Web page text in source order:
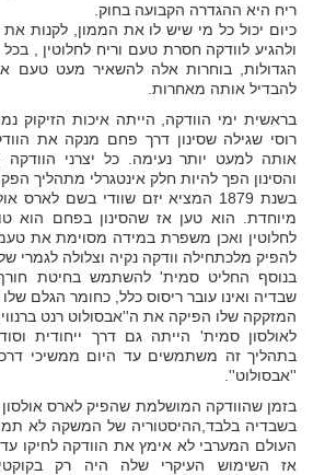
ריח היא ההגדרה הקבועה בחוק.
כיום יכול כל מי שיש לו את הממון, לקנות את
ולהגיע לוודקה חסרת טעם וריח לחלוטין ,
הגדולות, בוחרות אלה להשאיר מעט טעם
להבדיל אותה מאחרות.
בראשית ימי הוודקה, הייתה איכות הזיקוק
רוסי שגילה שסינון דרך פחם מנקה את
אותה למעט יותר נעימה. כל יצרני הוודקה
והסינון הפך להיות חלק אינטגרלי מתהליך
בשנת 1879 המציא יזם שוודי בשם
מיוחדת. הוא טען אז שהסינון בפחם הוא
לחלוטין ואכן משפרת במידה מסוימת את
להפיק מלכתחילה וודקה נקיה וצלולה לגמרי
בנוסף החליט סמית' להשתמש בחיטת
שבדיה ואינו עובר ריסוס כלל, כחומר הגלם שלו
המזקקה שלו הפיקה את ה''אבסולוט רנט
לאולסון סמית' הייתה גם דרך ייחודית
בתהליך זה משתמשים עד היום ממשיכי
''אבסולוט''.
בזמן שהוודקה המושלמת שהפיק לארס
בשבדיה בלבד,ההיסטוריה של המשקה לא
אז השימוש העיקרי שלה היה רק